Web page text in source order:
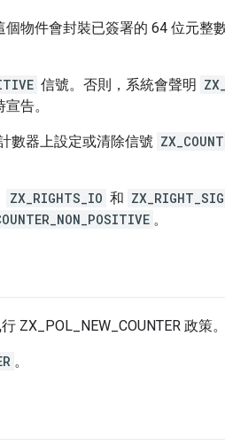
物件會封裝已簽署的 64 位元整
信號。否則，系統會聲明
告。
數器上設定或清除信號
ZX_RIGHTS_IO 和
。
政策。
。